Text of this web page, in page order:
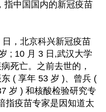
指中国国内的新冠疫苗
，北京科兴新冠疫苗
; 10 月 3 日,武汉大学
死亡。之前去世的，
( 享年 53 岁 )、曾兵 (
岁 ) 和核酸检验研究专
指疫苗专家是因知道太